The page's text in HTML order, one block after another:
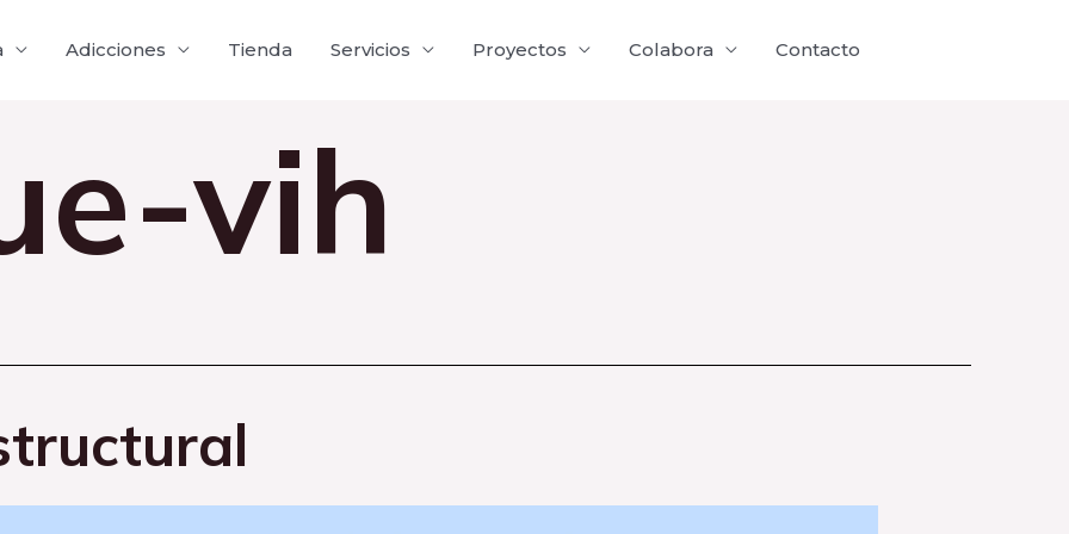
Adicciones Tienda Servicios Proyectos Colabora Contacto
vih